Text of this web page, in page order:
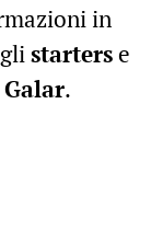
in
starterse
Galar.